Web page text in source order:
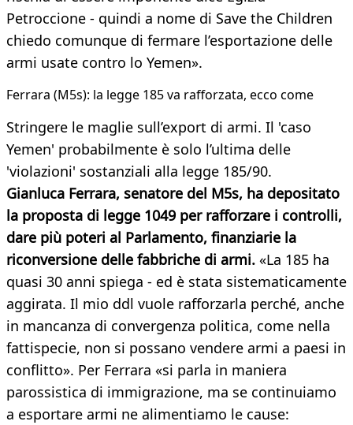
Petroccione - quindi a nome di Save the Children
chiedo comunque di fermare l’esportazione delle
armi usate contro lo Yemen».
Ferrara (M5s): la legge 185 va rafforzata, ecco come
Stringere le maglie sull’export di armi. Il 'caso
Yemen' probabilmente è solo l’ultima delle
'violazioni' sostanziali alla legge 185/90.
Gianluca Ferrara, senatore del M5s, ha depositato
la proposta di legge 1049 per rafforzare i controlli,
dare più poteri al Parlamento, finanziarie la
riconversione delle fabbriche di armi. «La 185 ha
quasi 30 anni spiega - ed è stata sistematicamente
aggirata. Il mio ddl vuole rafforzarla perché, anche
in mancanza di convergenza politica, come nella
fattispecie, non si possano vendere armi a paesi in
conflitto». Per Ferrara «si parla in maniera
parossistica di immigrazione, ma se continuiamo
a esportare armi ne alimentiamo le cause: